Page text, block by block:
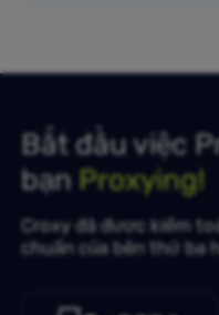
Bắt đầu việc
bạn Proxying!
Croxy đã được kiểm
chuẩn của bên thứ ba